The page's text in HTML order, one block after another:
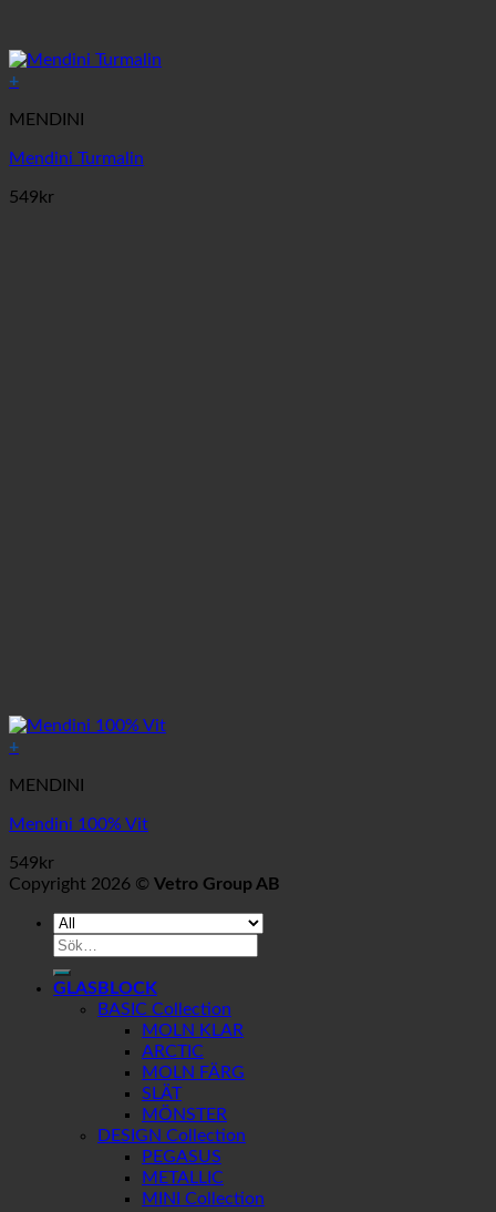
+
MENDINI
Mendini Turmalin
549 kr
+
MENDINI
Mendini 100% Vit
549 kr
Copyright 2026 © Vetro Group AB
Sök
GLASBLOCK
BASIC Collection
MOLN KLAR
ARCTIC
MOLN FÄRG
SLÄT
MÖNSTER
DESIGN Collection
PEGASUS
METALLIC
MINI Collection